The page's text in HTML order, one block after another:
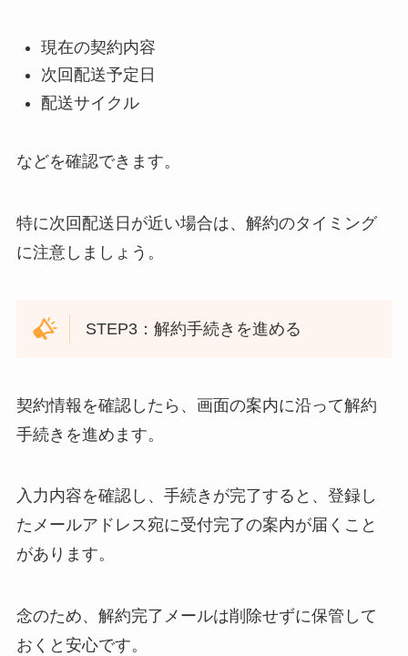
現在の契約内容
次回配送予定日
配送サイクル
などを確認できます。
特に次回配送日が近い場合は、解約のタイミング
に注意しましょう。
STEP3：解約手続きを進める
契約情報を確認したら、画面の案内に沿って解約
手続きを進めます。
入力内容を確認し、手続きが完了すると、登録し
たメールアドレス宛に受付完了の案内が届くこと
があります。
念のため、解約完了メールは削除せずに保管して
おくと安心です。